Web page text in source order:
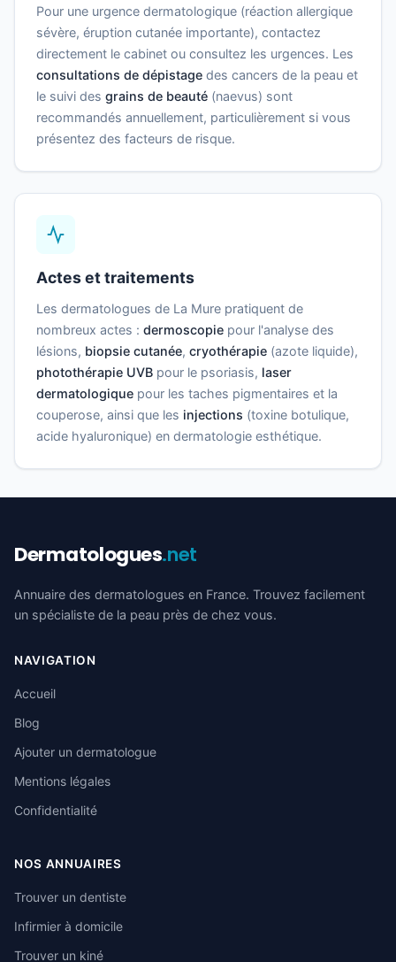
Pour une urgence dermatologique (réaction allergique
sévère, éruption cutanée importante), contactez
directement le cabinet ou consultez les urgences. Les
consultations de dépistage des cancers de la peau et
le suivi des grains de beauté (naevus) sont
recommandés annuellement, particulièrement si vous
présentez des facteurs de risque.
Actes et traitements
Les dermatologues de La Mure pratiquent de
nombreux actes : dermoscopie pour l'analyse des
lésions, biopsie cutanée, cryothérapie (azote liquide),
photothérapie UVB pour le psoriasis, laser
dermatologique pour les taches pigmentaires et la
couperose, ainsi que les injections (toxine botulique,
acide hyaluronique) en dermatologie esthétique.
Dermatologues.net
Annuaire des dermatologues en France. Trouvez facilement
un spécialiste de la peau près de chez vous.
NAVIGATION
Accueil
Blog
Ajouter un dermatologue
Mentions légales
Confidentialité
NOS ANNUAIRES
Trouver un dentiste
Infirmier à domicile
Trouver un kiné